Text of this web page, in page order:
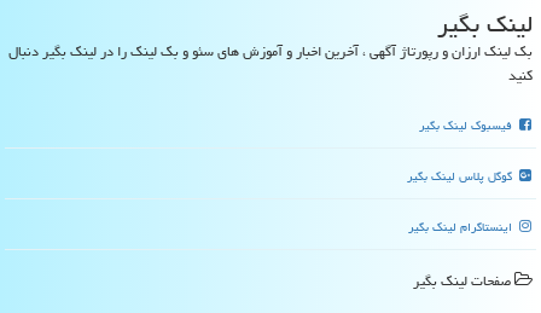
لینك بگیر
بک لینک ارزان و رپورتاژ آگهی ، آخرین اخبار و آموزش های سئو و بک لینک را در لینک بگیر دنبال
کنید
فیسبوک لینک بگیر
گوگل پلاس لینک بگیر
اینستاگرام لینک بگیر
صفحات لینك بگیر